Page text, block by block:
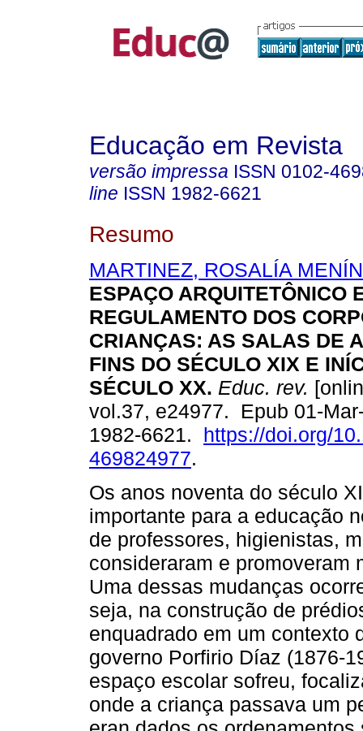
Educação em Revista
versão impressa ISSN 0102-
line ISSN 1982-6621
Resumo
MARTINEZ, ROSALÍA
ESPAÇO ARQUITETÔNICO
REGULAMENTO DOS
CRIANÇAS: AS SALAS DE
FINS DO SÉCULO XIX E
SÉCULO XX. Educ. rev.
vol.37, e24977. Epub 01-
1982-6621. https://doi.org/
469824977.
Os anos noventa do século
importante para a educação
de professores, higienistas,
consideraram e promoveram
Uma dessas mudanças
seja, na construção de
enquadrado em um contexto
governo Porfirio Díaz (1876-
espaço escolar sofreu,
onde a criança passava um